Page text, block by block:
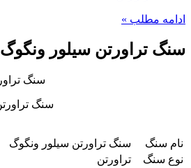
ادامه مطلب »
سنگ تراورتن سیلور ونگوگ
نام سنگ
سنگ تراورتن سیلور ونگوگ
نوع سنگ
تراورتن